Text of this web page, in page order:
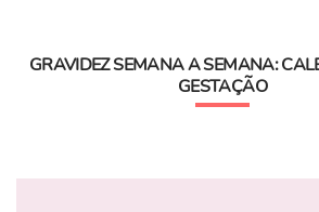
GRAVIDEZ SEMANA A SEMANA:
GESTAÇÃO